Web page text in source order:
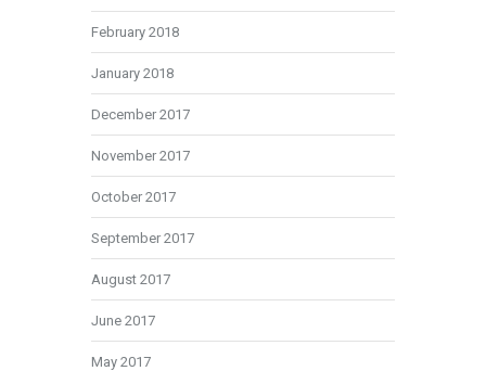
February 2018
January 2018
December 2017
November 2017
October 2017
September 2017
August 2017
June 2017
May 2017